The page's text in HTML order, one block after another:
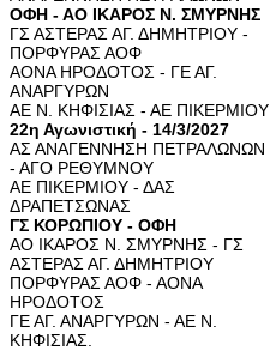
ΟΦΗ - ΑΟ ΙΚΑΡΟΣ Ν. ΣΜΥΡΝΗΣ
ΓΣ ΑΣΤΕΡΑΣ ΑΓ. ΔΗΜΗΤΡΙΟΥ -
ΠΟΡΦΥΡΑΣ ΑΟΦ
ΑΟΝΑ ΗΡΟΔΟΤΟΣ - ΓΕ ΑΓ.
ΑΝΑΡΓΥΡΩΝ
ΑΕ Ν. ΚΗΦΙΣΙΑΣ - ΑΕ ΠΙΚΕΡΜΙΟΥ
22η Αγωνιστική - 14/3/2027
ΑΣ ΑΝΑΓΕΝΝΗΣΗ ΠΕΤΡΑΛΩΝΩΝ
- ΑΓΟ ΡΕΘΥΜΝΟΥ
ΑΕ ΠΙΚΕΡΜΙΟΥ - ΔΑΣ
ΔΡΑΠΕΤΣΩΝΑΣ
ΓΣ ΚΟΡΩΠΙΟΥ - ΟΦΗ
ΑΟ ΙΚΑΡΟΣ Ν. ΣΜΥΡΝΗΣ - ΓΣ
ΑΣΤΕΡΑΣ ΑΓ. ΔΗΜΗΤΡΙΟΥ
ΠΟΡΦΥΡΑΣ ΑΟΦ - ΑΟΝΑ
ΗΡΟΔΟΤΟΣ
ΓΕ ΑΓ. ΑΝΑΡΓΥΡΩΝ - ΑΕ Ν.
ΚΗΦΙΣΙΑΣ.